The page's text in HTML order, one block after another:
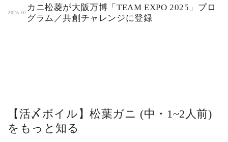
2025.07
カニ松菱が大阪万博「TEAM EXPO 2025」プロ
グラム／共創チャレンジに登録
【活〆ボイル】松葉ガニ (中・1~2人前)
をもっと知る